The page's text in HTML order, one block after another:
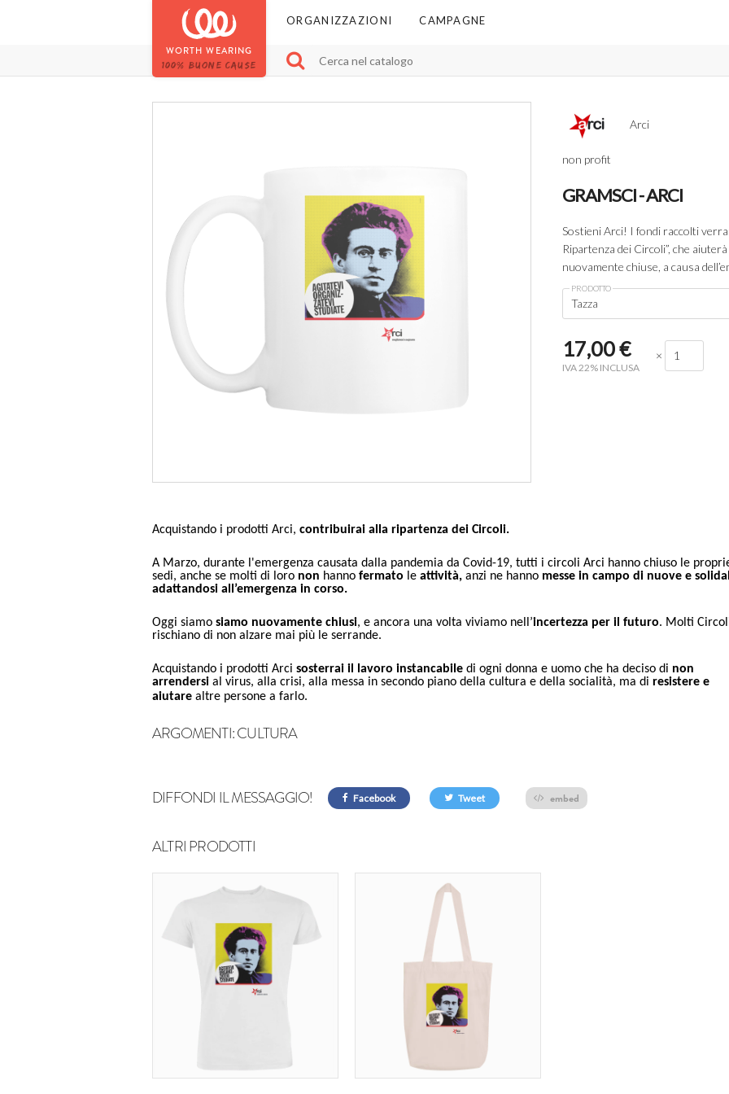
WORTH WEARING
100% BUONE CAUSE
ORGANIZZAZIONI CAMPAGNE
Arci
non profit
GRAMSCI - ARCI
Sostieni Arci! I fondi raccolti
Ripartenza dei Circoli”, che
nuovamente chiuse, a causa
PRODOTTO
Tazza
17,00€
IVA 22% INCLUSA
×
Acquistando i prodotti Arci, contribuirai alla ripartenza dei Circoli.
A Marzo, durante l'emergenza causata dalla pandemia da Covid-19, tutti i circoli Arci hanno chiuso le
sedi, anche se molti di loro non hanno fermato le attività, anzi ne hanno messe in campo di nuove e
adattandosi all’emergenza in corso.
Oggi siamo siamo nuovamente chiusi, e ancora una volta viviamo nell’incertezza per il futuro. Molti
rischiano di non alzare mai più le serrande.
Acquistando i prodotti Arci sosterrai il lavoro instancabile di ogni donna e uomo che ha deciso di non
arrendersi al virus, alla crisi, alla messa in secondo piano della cultura e della socialità, ma di resistere e
aiutare altre persone a farlo.
ARGOMENTI:CULTURA
DIFFONDI IL MESSAGGIO! Facebook Tweet embed
ALTRI PRODOTTI